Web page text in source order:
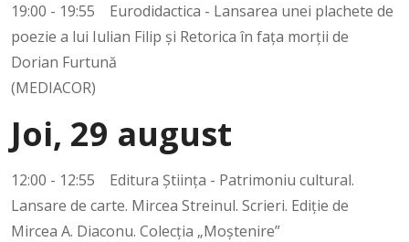
19:00 - 19:55 Eurodidactica - Lansarea unei plachete de
poezie a lui Iulian Filip și Retorica în fața morții de
Dorian Furtună
(MEDIACOR)
Joi, 29 august
12:00 - 12:55 Editura Știința - Patrimoniu cultural.
Lansare de carte. Mircea Streinul. Scrieri. Ediție de
Mircea A. Diaconu. Colecția „Moștenire”